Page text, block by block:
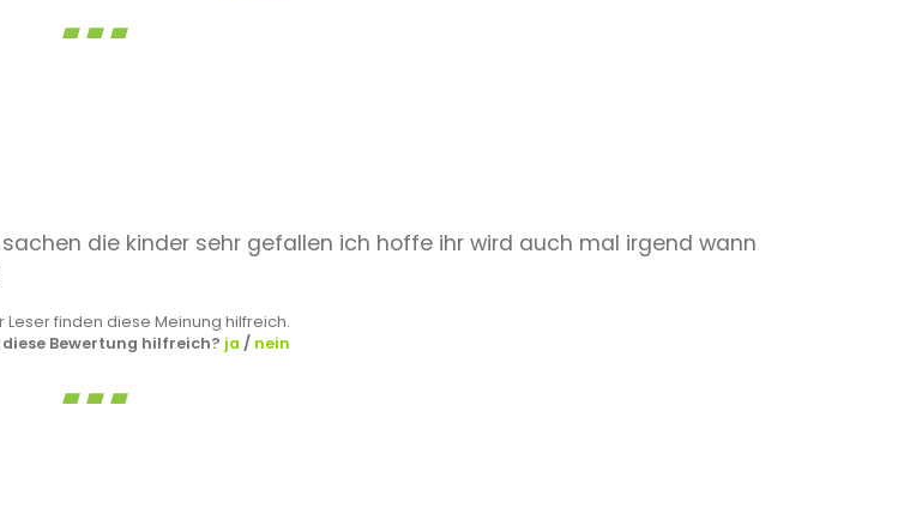
die kinder sehr gefallen ich hoffe ihr wird auch mal irgend wann
Leser finden diese Meinung hilfreich.
diese Bewertung hilfreich? ja / nein